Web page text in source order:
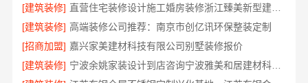
[建筑装修]
直营住宅装修设计施工婚房装修浙江臻美新型建材有限公司
[建筑装修] 高端装修公司推荐：南京市创亿讯环保整装定制
[招商加盟] 嘉兴家美建材科技有限公司别墅装修报价
[建筑装修]
宁波余姚家装设计到店咨询宁波雅美和居建材科技有限公司